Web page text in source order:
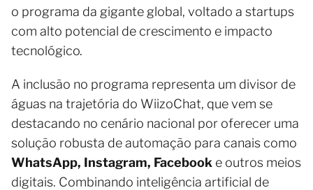
o programa da gigante global, voltado a startups
com alto potencial de crescimento e impacto
tecnológico.
A inclusão no programa representa um divisor de
águas na trajetória do WiizoChat, que vem se
destacando no cenário nacional por oferecer uma
solução robusta de automação para canais como
WhatsApp, Instagram, Facebook e outros meios
digitais. Combinando inteligência artificial de